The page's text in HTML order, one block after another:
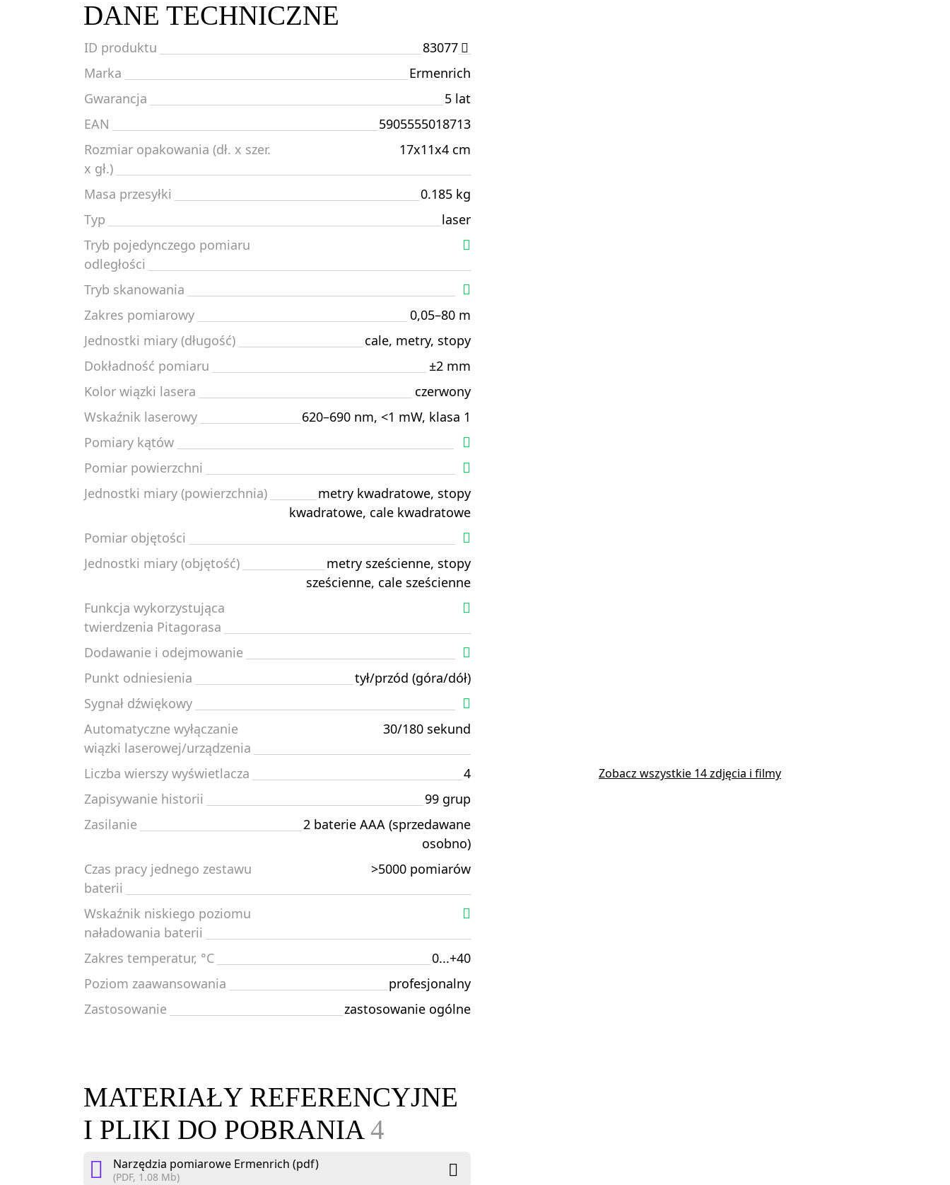
Zobacz wszystkie 14 zdjęcia i filmy
DANE TECHNICZNE
ID produktu
83077
Marka
Ermenrich
Gwarancja
5 lat
EAN
5905555018713
Rozmiar opakowania (dł. x szer.
x gł.)
17x11x4 cm
Masa przesyłki
0.185 kg
Typ
laser
Tryb pojedynczego pomiaru
odległości
Tryb skanowania
Zakres pomiarowy
0,05–80 m
Jednostki miary (długość)
cale, metry, stopy
Dokładność pomiaru
±2 mm
Kolor wiązki lasera
czerwony
Wskaźnik laserowy
620–690 nm, <1 mW, klasa 1
Pomiary kątów
Pomiar powierzchni
Jednostki miary (powierzchnia)
metry kwadratowe, stopy
kwadratowe, cale kwadratowe
Pomiar objętości
Jednostki miary (objętość)
metry sześcienne, stopy
sześcienne, cale sześcienne
Funkcja wykorzystująca
twierdzenia Pitagorasa
Dodawanie i odejmowanie
Punkt odniesienia
tył/przód (góra/dół)
Sygnał dźwiękowy
Automatyczne wyłączanie
wiązki laserowej/urządzenia
30/180 sekund
Liczba wierszy wyświetlacza
4
Zapisywanie historii
99 grup
Zasilanie
2 baterie AAA (sprzedawane
osobno)
Czas pracy jednego zestawu
baterii
>5000 pomiarów
Wskaźnik niskiego poziomu
naładowania baterii
Zakres temperatur, °C
0...+40
Poziom zaawansowania
profesjonalny
Zastosowanie
zastosowanie ogólne
MATERIAŁY REFERENCYJNE
I PLIKI DO POBRANIA 4
Narzędzia pomiarowe Ermenrich (pdf)
(PDF, 1.08 Mb)